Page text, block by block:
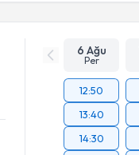
6 Ağu
Per
12:50
13:40
14:30